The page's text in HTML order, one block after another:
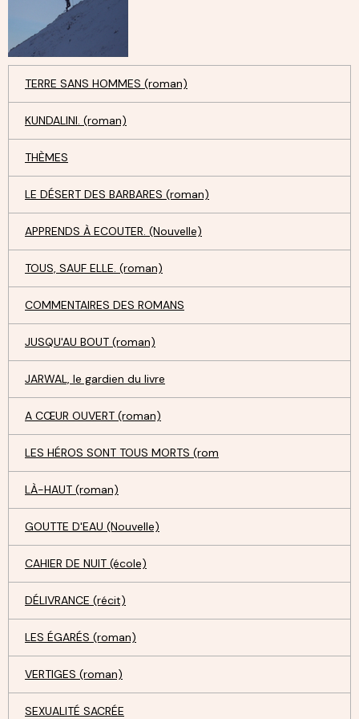
TERRE SANS HOMMES (roman)
KUNDALINI. (roman)
THÈMES
LE DÉSERT DES BARBARES (roman)
APPRENDS À ECOUTER. (Nouvelle)
TOUS, SAUF ELLE. (roman)
COMMENTAIRES DES ROMANS
JUSQU'AU BOUT (roman)
JARWAL, le gardien du livre
A CŒUR OUVERT (roman)
LES HÉROS SONT TOUS MORTS (rom
LÀ-HAUT (roman)
GOUTTE D'EAU (Nouvelle)
CAHIER DE NUIT (école)
DÉLIVRANCE (récit)
LES ÉGARÉS (roman)
VERTIGES (roman)
SEXUALITÉ SACRÉE